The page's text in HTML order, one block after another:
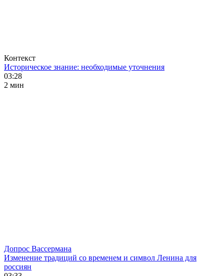
Контекст
Историческое знание: необходимые уточнения
03:28
2 мин
Допрос Вассермана
Изменение традиций со временем и символ Ленина для
россиян